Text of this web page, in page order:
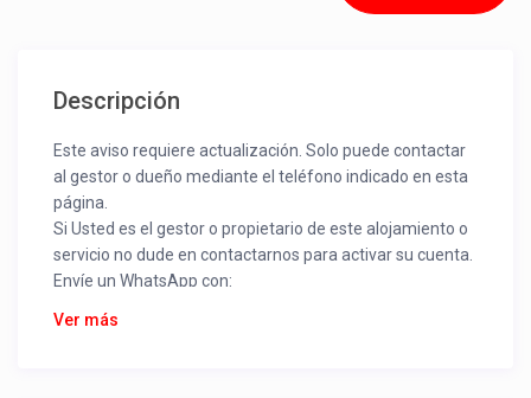
Descripción
Este aviso requiere actualización. Solo puede contactar
al gestor o dueño mediante el teléfono indicado en esta
página.
Si Usted es el gestor o propietario de este alojamiento o
servicio no dude en contactarnos para activar su cuenta.
Envíe un WhatsApp con:
Nombre alojamiento o servicio
Ver más